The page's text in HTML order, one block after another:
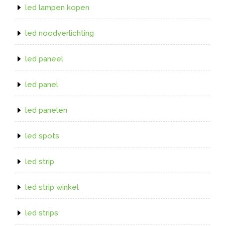
led lampen kopen
led noodverlichting
led paneel
led panel
led panelen
led spots
led strip
led strip winkel
led strips